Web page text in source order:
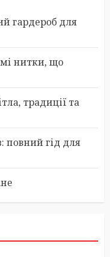
гардероб для
нитки, що
традиції та
повний гід для